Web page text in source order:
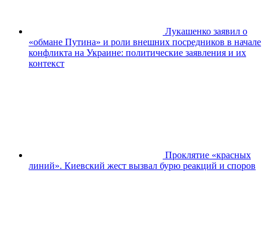
Лукашенко заявил о
«обмане Путина» и роли внешних посредников в начале
конфликта на Украине: политические заявления и их
контекст
Проклятие «красных
линий». Киевский жест вызвал бурю реакций и споров